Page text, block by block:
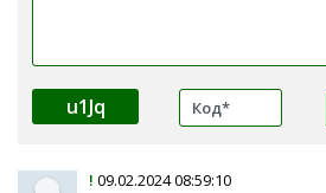
u1Jq
! 09.02.2024 08:59:10